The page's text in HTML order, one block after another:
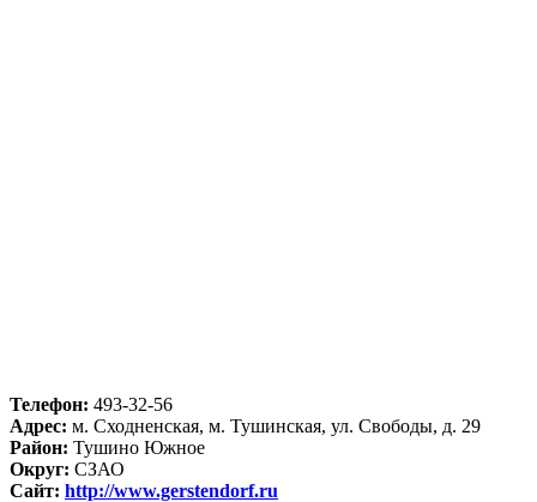
Телефон: 493-32-56
Адрес: м. Сходненская, м. Тушинская, ул. Свободы, д. 29
Район: Тушино Южное
Округ: СЗАО
Сайт: http://www.gerstendorf.ru